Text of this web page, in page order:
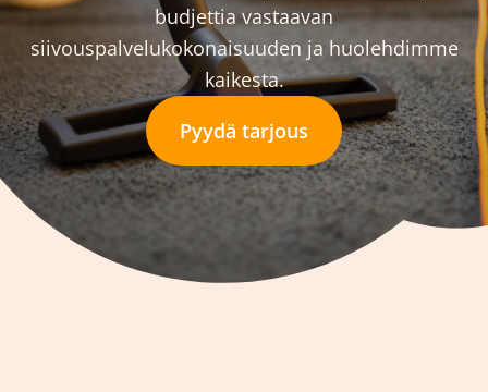
budjettia vastaavan
siivouspalvelukokonaisuuden ja huolehdimme
kaikesta.
Pyydä tarjous